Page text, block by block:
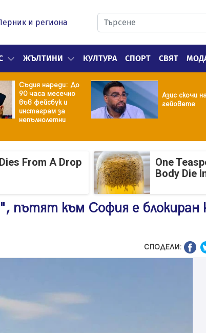
и региона
ЖЪЛТИНИ КУЛТУРА СПОРТ СВЯТ
Съдия нареди: До
90 часа месечно
във фейсбук и
инстаграм за
непълнолетни
Азис скочи
гейовете
From A Drop
One
Body Die
пътят към София е блокиран
СПОДЕЛИ: